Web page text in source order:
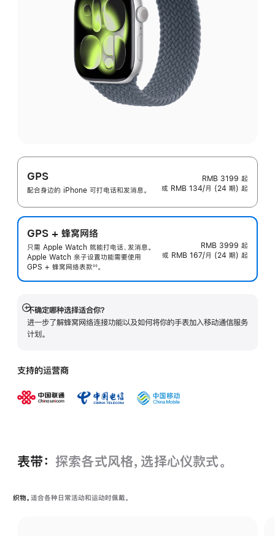
GPS
配合身边的 iPhone 可打电话和发消息。
RMB 3199 起
或 RMB 134/月 (24 期) 起
GPS + 蜂窝网络
只需 Apple Watch 就能打电话、发消息。
Apple Watch 亲子设置功能需要使用
GPS + 蜂窝网络表款◊◊。
RMB 3999 起
或 RMB 167/月 (24 期) 起
不确定哪种选择适合你？
进一步了解蜂窝网络连接功能以及如何将你的手表加入移动通信服务
计划。
展
开
支持的运营商
表带： 探索各式风格，选择心仪款式。
织物。 适合各种日常活动和运动时佩戴。